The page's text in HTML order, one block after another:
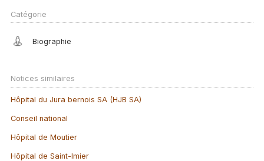
Catégorie
Biographie
Notices similaires
Hôpital du Jura bernois SA (HJB SA)
Conseil national
Hôpital de Moutier
Hôpital de Saint-Imier